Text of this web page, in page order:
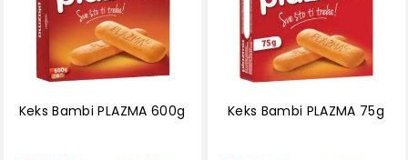
Keks Bambi PLAZMA 600g Keks Bambi PLAZMA 75g